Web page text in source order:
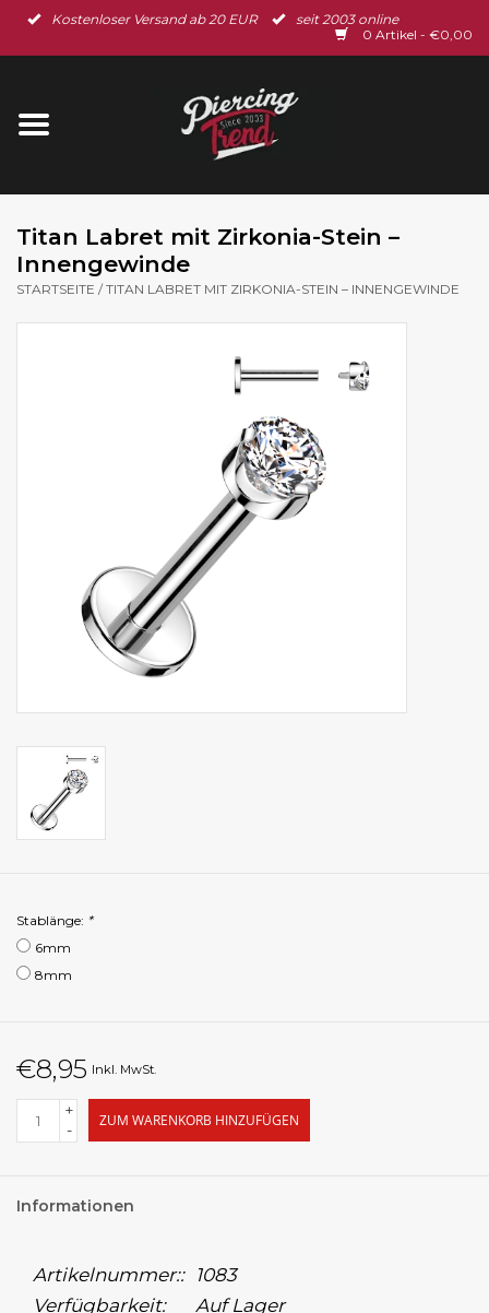
Kostenloser Versand ab 20 EUR
seit 2003 online
0 Artikel - €0,00
Startseite
Ohrschmuck
Titan Labret mit Zirkonia-Stein –
Innengewinde
STARTSEITE /TITAN LABRET MIT ZIRKONIA-STEIN – INNENGEWINDE
Stablänge: *
6mm
8mm
€8,95 Inkl. MwSt.
+
-
ZUM WARENKORB HINZUFÜGEN
Informationen
Artikelnummer::
1083
Verfügbarkeit:
Auf Lager